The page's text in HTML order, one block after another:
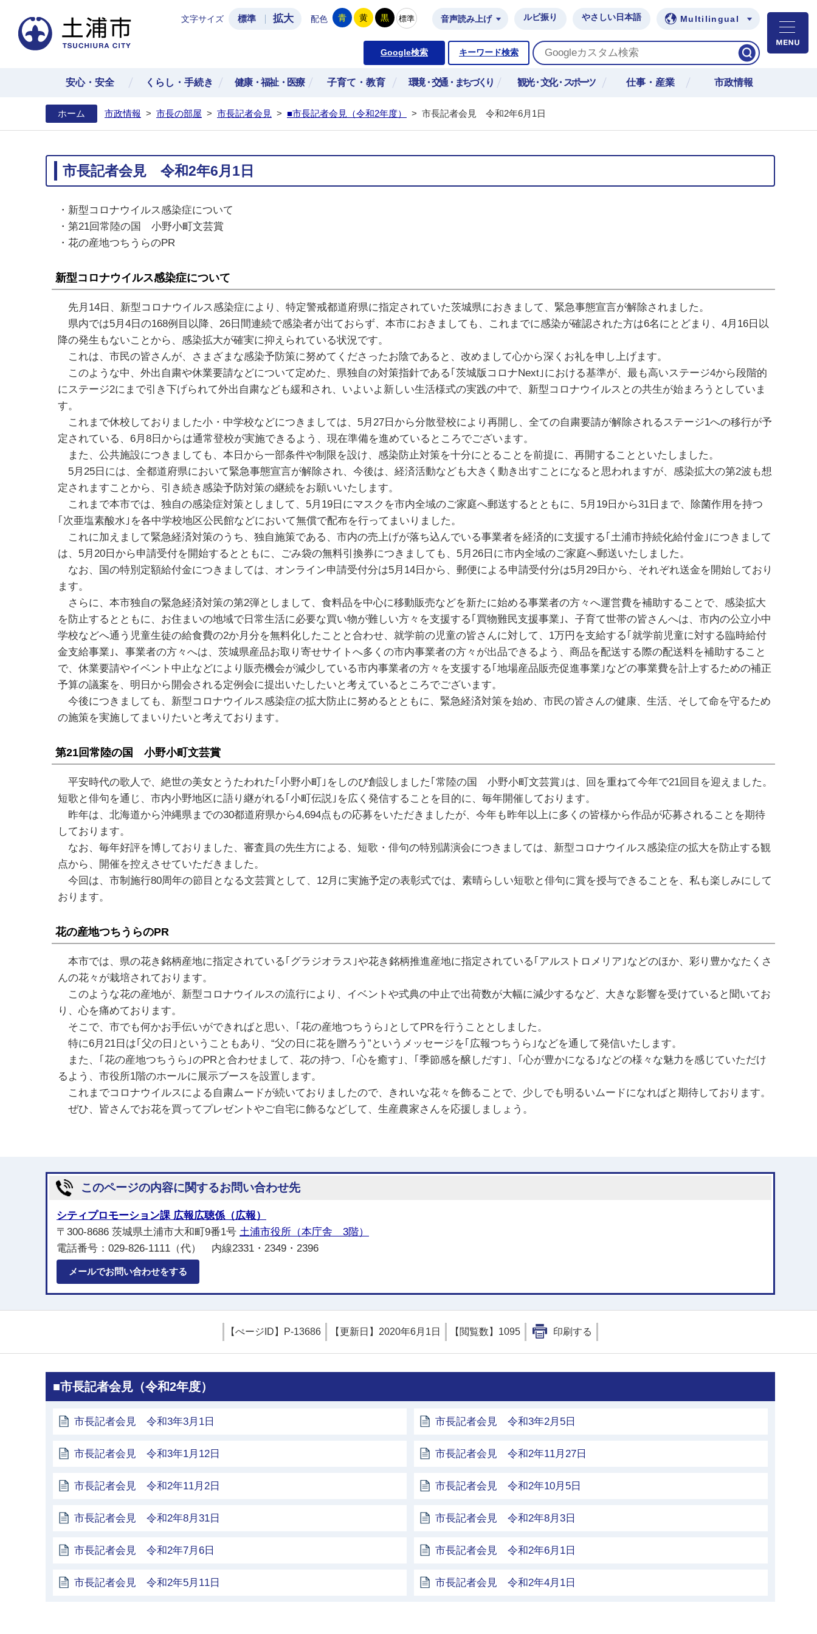
土浦市公式ホームページ
文字サイズ 標準 拡大 配色 青 黄 黒 標準 音声読み上げ ルビ振り やさしい日本語 Multilingual
Google検索 キーワード検索
安心・安全 くらし・手続き 健康・福祉・医療 子育て・教育 環境・交通・まちづくり 観光・文化・スポーツ 仕事・産業 市政情報
ホーム 市政情報 > 市長の部屋 > 市長記者会見 > ■市長記者会見（令和2年度） > 市長記者会見 令和2年6月1日
市長記者会見 令和2年6月1日
・新型コロナウイルス感染症について
・第21回常陸の国 小野小町文芸賞
・花の産地つちうらのPR
新型コロナウイルス感染症について
先月14日、新型コロナウイルス感染症により、特定警戒都道府県に指定されていた茨城県におきまして、緊急事態宣言が解除されました。
県内では5月4日の168例目以降、26日間連続で感染者が出ておらず、本市におきましても、これまでに感染が確認された方は6名にとどまり、4月16日以
降の発生もないことから、感染拡大が確実に抑えられている状況です。
これは、市民の皆さんが、さまざまな感染予防策に努めてくださったお陰であると、改めまして心から深くお礼を申し上げます。
このような中、外出自粛や休業要請などについて定めた、県独自の対策指針である｢茨城版コロナNext｣における基準が、最も高いステージ4から段階的
にステージ2にまで引き下げられて外出自粛なども緩和され、いよいよ新しい生活様式の実践の中で、新型コロナウイルスとの共生が始まろうとしていま
す。
これまで休校しておりました小・中学校などにつきましては、5月27日から分散登校により再開し、全ての自粛要請が解除されるステージ1への移行が予
定されている、6月8日からは通常登校が実施できるよう、現在準備を進めているところでございます。
また、公共施設につきましても、本日から一部条件や制限を設け、感染防止対策を十分にとることを前提に、再開することといたしました。
5月25日には、全都道府県において緊急事態宣言が解除され、今後は、経済活動なども大きく動き出すことになると思われますが、感染拡大の第2波も想
定されますことから、引き続き感染予防対策の継続をお願いいたします。
これまで本市では、独自の感染症対策としまして、5月19日にマスクを市内全域のご家庭へ郵送するとともに、5月19日から31日まで、除菌作用を持つ
｢次亜塩素酸水｣を各中学校地区公民館などにおいて無償で配布を行ってまいりました。
これに加えまして緊急経済対策のうち、独自施策である、市内の売上げが落ち込んでいる事業者を経済的に支援する｢土浦市持続化給付金｣につきまして
は、5月20日から申請受付を開始するとともに、ごみ袋の無料引換券につきましても、5月26日に市内全域のご家庭へ郵送いたしました。
なお、国の特別定額給付金につきましては、オンライン申請受付分は5月14日から、郵便による申請受付分は5月29日から、それぞれ送金を開始しており
ます。
さらに、本市独自の緊急経済対策の第2弾としまして、食料品を中心に移動販売などを新たに始める事業者の方々へ運営費を補助することで、感染拡大
を防止するとともに、お住まいの地域で日常生活に必要な買い物が難しい方々を支援する｢買物難民支援事業｣、子育て世帯の皆さんへは、市内の公立小中
学校などへ通う児童生徒の給食費の2か月分を無料化したことと合わせ、就学前の児童の皆さんに対して、1万円を支給する｢就学前児童に対する臨時給付
金支給事業｣、事業者の方々へは、茨城県産品お取り寄せサイトへ多くの市内事業者の方々が出品できるよう、商品を配送する際の配送料を補助すること
で、休業要請やイベント中止などにより販売機会が減少している市内事業者の方々を支援する｢地場産品販売促進事業｣などの事業費を計上するための補正
予算の議案を、明日から開会される定例会に提出いたしたいと考えているところでございます。
今後につきましても、新型コロナウイルス感染症の拡大防止に努めるとともに、緊急経済対策を始め、市民の皆さんの健康、生活、そして命を守るため
の施策を実施してまいりたいと考えております。
第21回常陸の国 小野小町文芸賞
平安時代の歌人で、絶世の美女とうたわれた｢小野小町｣をしのび創設しました｢常陸の国 小野小町文芸賞｣は、回を重ねて今年で21回目を迎えました。
短歌と俳句を通じ、市内小野地区に語り継がれる｢小町伝説｣を広く発信することを目的に、毎年開催しております。
昨年は、北海道から沖縄県までの30都道府県から4,694点もの応募をいただきましたが、今年も昨年以上に多くの皆様から作品が応募されることを期待
しております。
なお、毎年好評を博しておりました、審査員の先生方による、短歌・俳句の特別講演会につきましては、新型コロナウイルス感染症の拡大を防止する観
点から、開催を控えさせていただきました。
今回は、市制施行80周年の節目となる文芸賞として、12月に実施予定の表彰式では、素晴らしい短歌と俳句に賞を授与できることを、私も楽しみにして
おります。
花の産地つちうらのPR
本市では、県の花き銘柄産地に指定されている｢グラジオラス｣や花き銘柄推進産地に指定されている｢アルストロメリア｣などのほか、彩り豊かなたくさ
んの花々が栽培されております。
このような花の産地が、新型コロナウイルスの流行により、イベントや式典の中止で出荷数が大幅に減少するなど、大きな影響を受けていると聞いてお
り、心を痛めております。
そこで、市でも何かお手伝いができればと思い、｢花の産地つちうら｣としてPRを行うこととしました。
特に6月21日は｢父の日｣ということもあり、“父の日に花を贈ろう”というメッセージを｢広報つちうら｣などを通して発信いたします。
また、｢花の産地つちうら｣のPRと合わせまして、花の持つ、｢心を癒す｣、｢季節感を醸しだす｣、｢心が豊かになる｣などの様々な魅力を感じていただけ
るよう、市役所1階のホールに展示ブースを設置します。
これまでコロナウイルスによる自粛ムードが続いておりましたので、きれいな花々を飾ることで、少しでも明るいムードになればと期待しております。
ぜひ、皆さんでお花を買ってプレゼントやご自宅に飾るなどして、生産農家さんを応援しましょう。
このページの内容に関するお問い合わせ先
シティプロモーション課 広報広聴係（広報）
〒300-8686 茨城県土浦市大和町9番1号 土浦市役所（本庁舎 3階）
電話番号：029-826-1111（代） 内線2331・2349・2396
メールでお問い合わせをする
【ぺージID】 P-13686 【更新日】 2020年6月1日 【閲覧数】 1095 印刷する
■市長記者会見（令和2年度）
市長記者会見 令和3年3月1日 市長記者会見 令和3年2月5日
市長記者会見 令和3年1月12日 市長記者会見 令和2年11月27日
市長記者会見 令和2年11月2日 市長記者会見 令和2年10月5日
市長記者会見 令和2年8月31日 市長記者会見 令和2年8月3日
市長記者会見 令和2年7月6日 市長記者会見 令和2年6月1日
市長記者会見 令和2年5月11日 市長記者会見 令和2年4月1日